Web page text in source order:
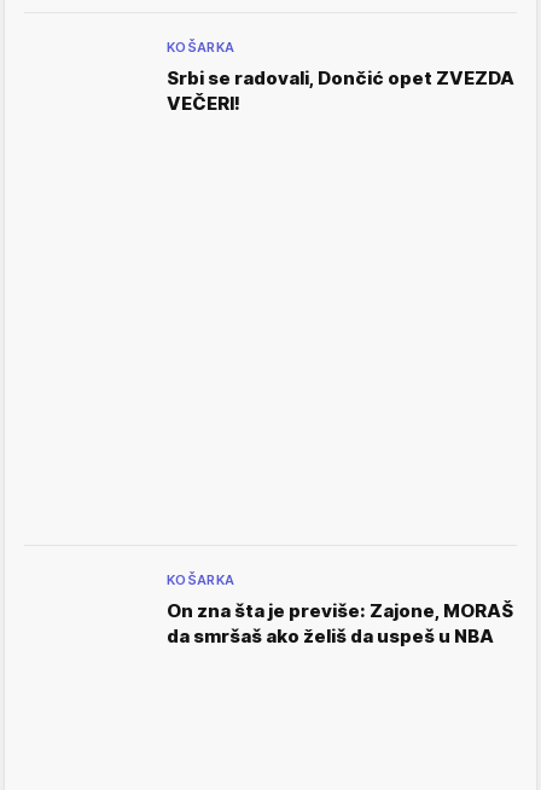
KOŠARKA
Srbi se radovali, Dončić opet ZVEZDA
VEČERI!
KOŠARKA
On zna šta je previše: Zajone, MORAŠ
da smršaš ako želiš da uspeš u NBA